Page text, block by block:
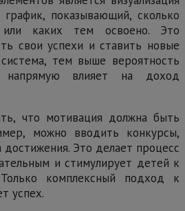
показывающий, сколько
или каких тем освоено. Это
свои успехи и ставить новые
тем выше вероятность
напрямую влияет на доход
что мотивация должна быть
можно вводить конкурсы,
достижения. Это делает процесс
и стимулирует детей к
комплексный подход к
успех.